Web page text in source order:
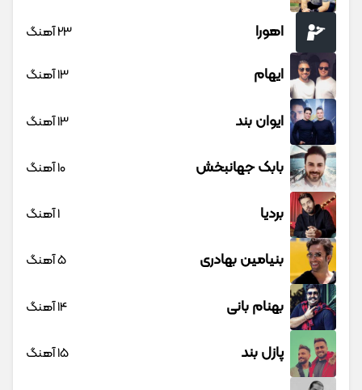
اهورا 23 آهنگ
ایهام 13 آهنگ
ایوان بند 13 آهنگ
بابک جهانبخش 10 آهنگ
بردیا 1 آهنگ
بنیامین بهادری 5 آهنگ
بهنام بانی 14 آهنگ
پازل بند 15 آهنگ